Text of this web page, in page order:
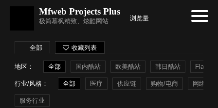
Mfweb Projects Plus
极简慕枫精致、炫酷网站 浏览量
全部 收藏列表
地区： 全部 国内酷站 欧美酷站 韩日酷站 Flash
行业/风格： 全部 医疗 供应链 购物/电商 网络系统
服务行业